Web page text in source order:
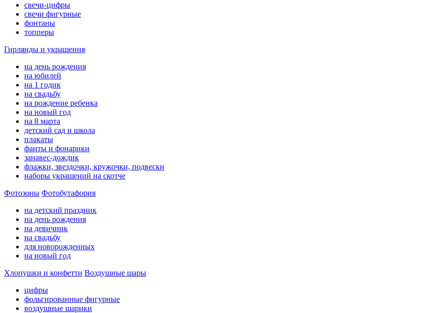
свечи-цифры
свечи фигурные
фонтаны
топперы
Гирлянды и украшения
на день рождения
на юбилей
на 1 годик
на свадьбу
на рождение ребенка
на новый год
на 8 марта
детский сад и школа
плакаты
фанты и фонарики
занавес-дождик
флажки, звездочки, кружочки, подвески
наборы украшений на скотче
Фотозоны Фотобутафория
на детский праздник
на день рождения
на девичник
на свадьбу
для новорожденных
на новый год
Хлопушки и конфетти Воздушные шары
цифры
фольгированные фигурные
воздушные шарики